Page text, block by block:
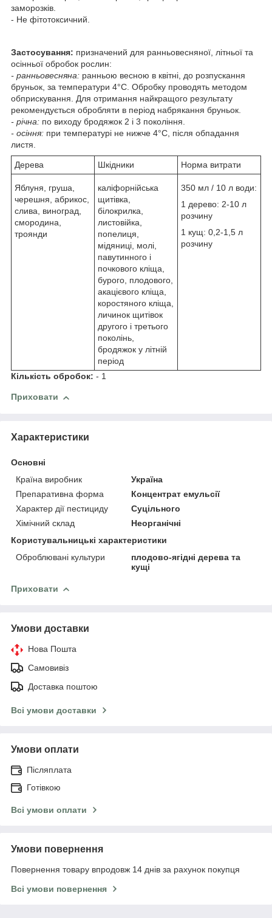
заморозків.
- Не фітотоксичний.
Застосування: призначений для ранньовесняної, літньої та
осінньої обробок рослин:
- ранньовесняна: ранньою весною в квітні, до розпускання
бруньок, за температури 4°С. Обробку проводять методом
обприскування. Для отримання найкращого результату
рекомендується обробляти в період набрякання бруньок.
- річна: по виходу бродяжок 2 і 3 покоління.
- осіння: при температурі не нижче 4°С, після обпадання
листя.
Дерева Шкідники Норма витрати
Яблуня, груша,
черешня, абрикос,
слива, виноград,
смородина,
троянди
каліфорнійська
щитівка,
білокрилка,
листовійка,
попелиця,
мідяниці, молі,
павутинного і
почкового кліща,
бурого, плодового,
акацієвого кліща,
коростяного кліща,
личинок щитівок
другого і третього
поколінь,
бродяжок у літній
період
350 мл / 10 л води:
1 дерево: 2-10 л
розчину
1 кущ: 0,2-1,5 л
розчину
Кількість обробок: - 1
Приховати
Характеристики
Основні
Країна виробник
Україна
Препаративна форма
Концентрат емульсії
Характер дії пестициду
Суцільного
Хімічний склад
Неорганічні
Користувальницькі характеристики
Оброблювані культури
плодово-ягідні дерева та
кущі
Приховати
Умови доставки
Нова Пошта
Самовивіз
Доставка поштою
Всі умови доставки
Умови оплати
Післяплата
Готівкою
Всі умови оплати
Умови повернення
Повернення товару впродовж 14 днів за рахунок покупця
Всі умови повернення